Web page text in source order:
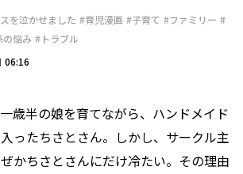
を泣かせました #育児漫画 #子育て #ファミリー #
悩み #トラブル
06:16
歳半の娘を育てながら、ハンドメイド
ったちさとさん。しかし、サークル主
かちさとさんにだけ冷たい。その理由